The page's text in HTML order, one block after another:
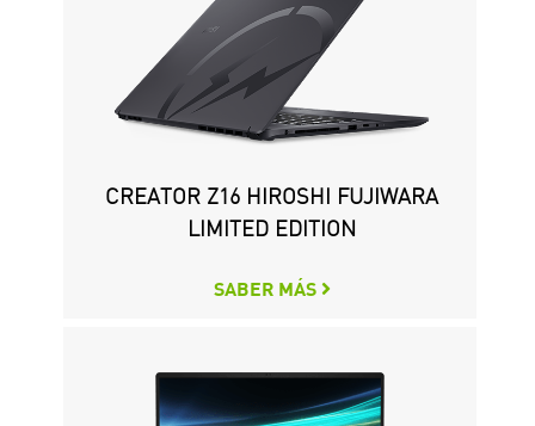
CREATOR Z16 HIROSHI FUJIWARA
LIMITED EDITION
SABER MÁS
WS66 MOBILE WORKSTATION
CREATOR P100X 11TH